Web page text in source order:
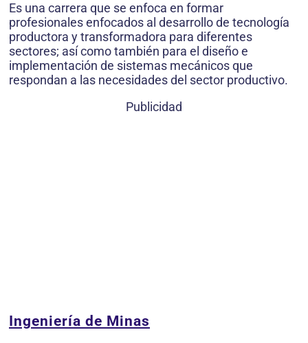
Es una carrera que se enfoca en formar
profesionales enfocados al desarrollo de tecnología
productora y transformadora para diferentes
sectores; así como también para el diseño e
implementación de sistemas mecánicos que
respondan a las necesidades del sector productivo.
Publicidad
Ingeniería de Minas